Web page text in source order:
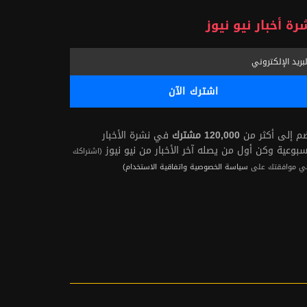
أخبار نيو نيوز
إلى أكثر من 120,000 مشترك
في نشرة الأخبار
وكن أول من يصله آخر الأخبار من نيو نيوز (اشتراكك
موافقتك على سياسة الخصوصية واتفاقية الاستخدام)